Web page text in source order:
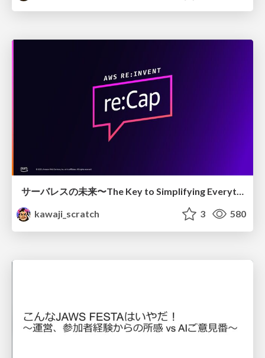
サーバレスの未来〜The Key to Simplifying Everything〜
kawaji_scratch
3 580